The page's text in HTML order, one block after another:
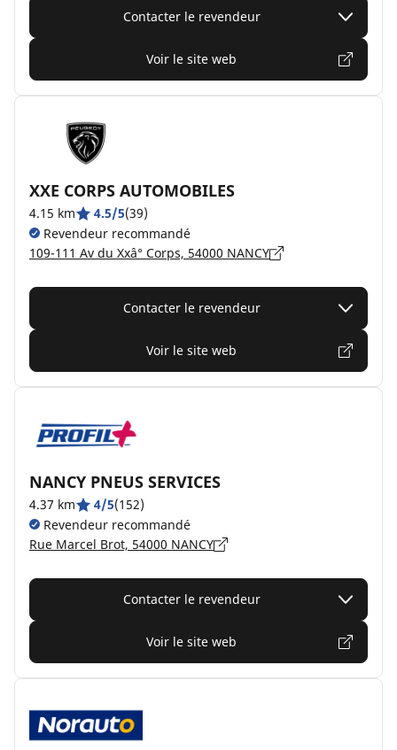
Contacter le revendeur
Voir le site web
XXE CORPS AUTOMOBILES
4.15 km 4.5/5(39)
Revendeur recommandé
109-111 Av du Xxâ° Corps, 54000 NANCY
Contacter le revendeur
Voir le site web
NANCY PNEUS SERVICES
4.37 km 4/5(152)
Revendeur recommandé
Rue Marcel Brot, 54000 NANCY
Contacter le revendeur
Voir le site web